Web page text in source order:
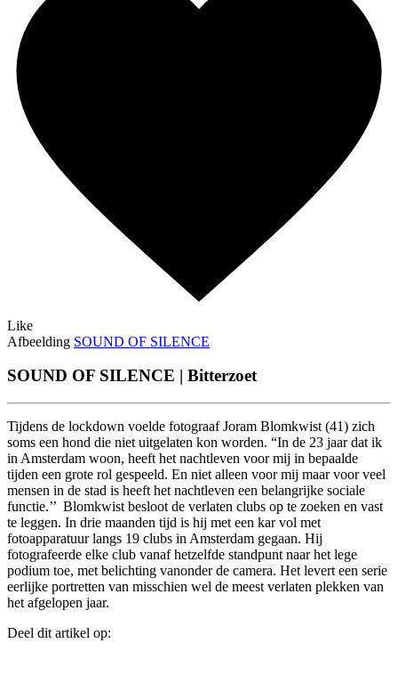
Like
Afbeelding SOUND OF SILENCE
SOUND OF SILENCE | Bitterzoet
Tijdens de lockdown voelde fotograaf Joram Blomkwist (41) zich
soms een hond die niet uitgelaten kon worden. “In de 23 jaar dat ik
in Amsterdam woon, heeft het nachtleven voor mij in bepaalde
tijden een grote rol gespeeld. En niet alleen voor mij maar voor veel
mensen in de stad is heeft het nachtleven een belangrijke sociale
functie.’’ Blomkwist besloot de verlaten clubs op te zoeken en vast
te leggen. In drie maanden tijd is hij met een kar vol met
fotoapparatuur langs 19 clubs in Amsterdam gegaan. Hij
fotografeerde elke club vanaf hetzelfde standpunt naar het lege
podium toe, met belichting vanonder de camera. Het levert een serie
eerlijke portretten van misschien wel de meest verlaten plekken van
het afgelopen jaar.
Deel dit artikel op: